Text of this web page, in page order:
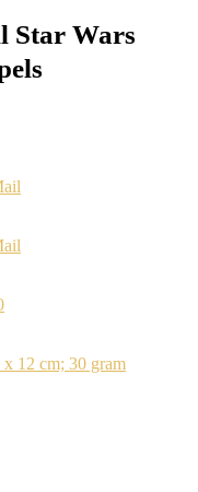
Star Wars
x 12 cm; 30 gram